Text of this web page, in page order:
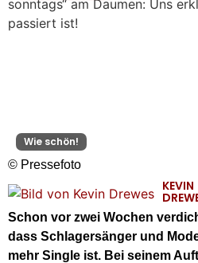
Wie schön!
© Pressefoto
KEVIN
Schon vor zwei Wochen
dass Schlagersänger und
mehr Single ist. Bei seinem